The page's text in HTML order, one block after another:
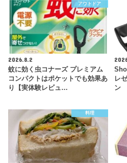
アウトドア
2026.8.2
蚊に効く虫コナーズ プレミアム
コンパクトはポケットでも効果あ
り【実体験レビュ…
レ
ン
料理